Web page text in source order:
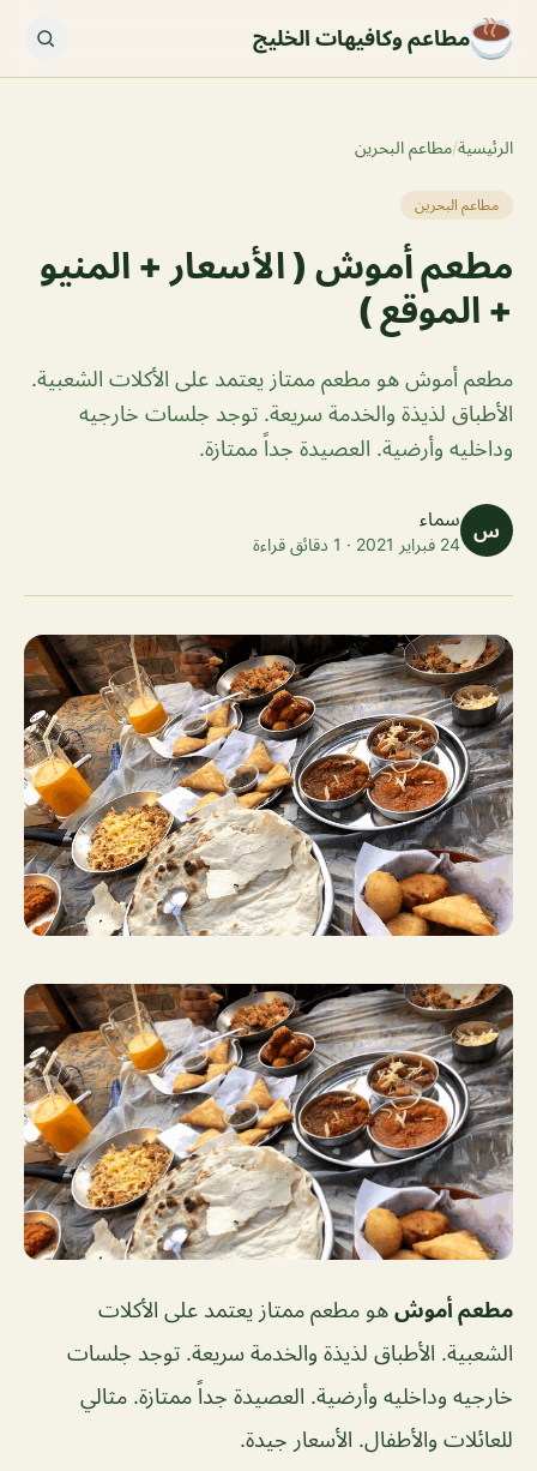
مطاعم وكافيهات الخليج
الرئيسية/مطاعم البحرين
مطاعم البحرين
مطعم أموش ( الأسعار + المنيو
+ الموقع )
مطعم أموش هو مطعم ممتاز يعتمد على الأكلات الشعبية.
الأطباق لذيذة والخدمة سريعة. توجد جلسات خارجيه
وداخليه وأرضية. العصيدة جداً ممتازة.
س سماء
24 فبراير 2021 · 1 دقائق قراءة
مطعم أموش هو مطعم ممتاز يعتمد على الأكلات
الشعبية. الأطباق لذيذة والخدمة سريعة. توجد جلسات
خارجيه وداخليه وأرضية. العصيدة جداً ممتازة. مثالي
للعائلات والأطفال. الأسعار جيدة.